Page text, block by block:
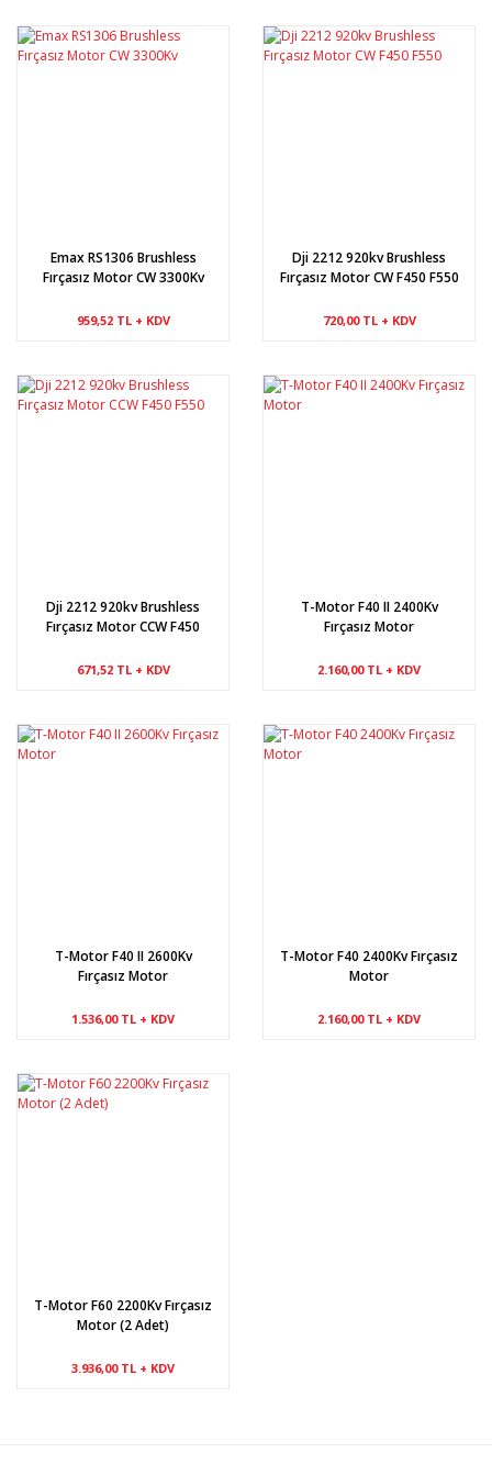
Emax RS1306 Brushless
Fırçasız Motor CW 3300Kv
959,52 TL + KDV
Dji 2212 920kv Brushless
Fırçasız Motor CW F450 F550
720,00 TL + KDV
Dji 2212 920kv Brushless
Fırçasız Motor CCW F450
671,52 TL + KDV
T-Motor F40 II 2400Kv
Fırçasız Motor
2.160,00 TL + KDV
T-Motor F40 II 2600Kv
Fırçasız Motor
1.536,00 TL + KDV
T-Motor F40 2400Kv Fırçasız
Motor
2.160,00 TL + KDV
T-Motor F60 2200Kv Fırçasız
Motor (2 Adet)
3.936,00 TL + KDV